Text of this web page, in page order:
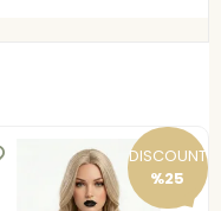
DISCOUNT
%25